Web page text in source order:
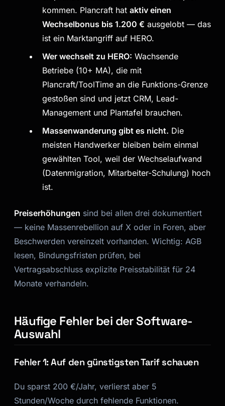
kommen. Plancraft hat aktiv einen
Wechselbonus bis 1.200 € ausgelobt — das
ist ein Marktangriff auf HERO.
Wer wechselt zu HERO: Wachsende
Betriebe (10+ MA), die mit
Plancraft/ToolTime an die Funktions-Grenze
gestoßen sind und jetzt CRM, Lead-
Management und Plantafel brauchen.
Massenwanderung gibt es nicht. Die
meisten Handwerker bleiben beim einmal
gewählten Tool, weil der Wechselaufwand
(Datenmigration, Mitarbeiter-Schulung) hoch
ist.
Preiserhöhungen sind bei allen drei dokumentiert
— keine Massenrebellion auf X oder in Foren, aber
Beschwerden vereinzelt vorhanden. Wichtig: AGB
lesen, Bindungsfristen prüfen, bei
Vertragsabschluss explizite Preisstabilität für 24
Monate verhandeln.
Häufige Fehler bei der Software-
Auswahl
Fehler 1: Auf den günstigsten Tarif schauen
Du sparst 200 €/Jahr, verlierst aber 5
Stunden/Woche durch fehlende Funktionen.